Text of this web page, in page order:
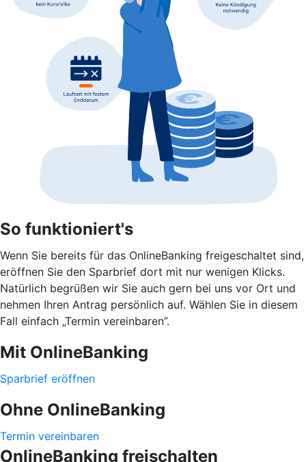
So funktioniert's
Wenn Sie bereits für das OnlineBanking freigeschaltet sind,
eröffnen Sie den Sparbrief dort mit nur wenigen Klicks.
Natürlich begrüßen wir Sie auch gern bei uns vor Ort und
nehmen Ihren Antrag persönlich auf. Wählen Sie in diesem
Fall einfach „Termin vereinbaren”.
Mit OnlineBanking
Sparbrief eröffnen
Ohne OnlineBanking
Termin vereinbaren
OnlineBanking freischalten